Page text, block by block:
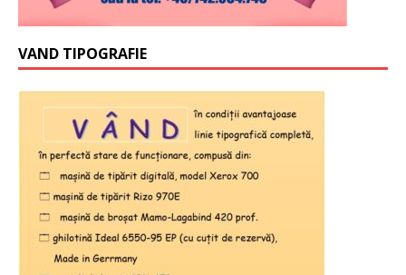
VAND TIPOGRAFIE